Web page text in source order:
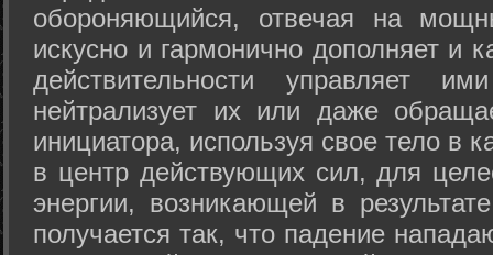
обороняющийся, отвечая на
искусно и гармонично дополняет и
действительности управляет
нейтрализует их или даже
инициатора, используя свое тело в
в центр действующих сил, для
энергии, возникающей в
получается так, что падение